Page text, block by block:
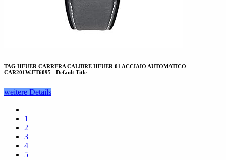
TAG HEUER CARRERA CALIBRE HEUER 01 ACCIAIO AUTOMATICO
CAR201W.FT6095 - Default Title
weitere Details
1
2
3
4
5